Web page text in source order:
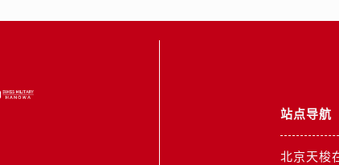
站点导航
北京天梭